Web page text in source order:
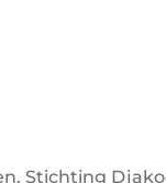
Stichting